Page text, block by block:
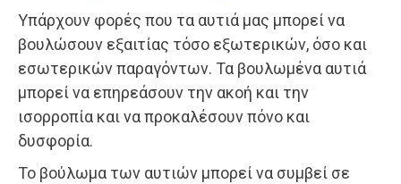
Υπάρχουν φορές που τα αυτιά μας μπορεί να
βουλώσουν εξαιτίας τόσο εξωτερικών, όσο και
εσωτερικών παραγόντων. Τα βουλωμένα αυτιά
μπορεί να επηρεάσουν την ακοή και την
ισορροπία και να προκαλέσουν πόνο και
δυσφορία.
Το βούλωμα των αυτιών μπορεί να συμβεί σε